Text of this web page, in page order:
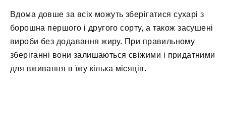
Вдома довше за всіх можуть зберігатися сухарі з
борошна першого і другого сорту, а також засушені
вироби без додавання жиру. При правильному
зберіганні вони залишаються свіжими і придатними
для вживання в їжу кілька місяців.